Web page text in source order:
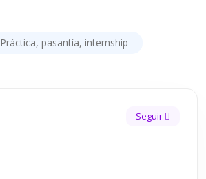
Práctica, pasantía, internship
Seguir